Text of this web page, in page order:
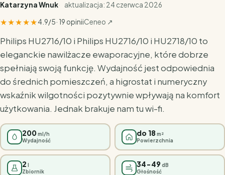
Katarzyna Wnuk aktualizacja: 24 czerwca 2026
★★★★★4.9/5· 19 opiniiCeneo ↗
Philips HU2716/10 i Philips HU2716/10 i HU2718/10 to
eleganckie nawilżacze ewaporacyjne, które dobrze
spełniają swoją funkcję. Wydajność jest odpowiednia
do średnich pomieszczeń, a higrostat i numeryczny
wskaźnik wilgotności pozytywnie wpływają na komfort
użytkowania. Jednak brakuje nam tu wi-fi.
200ml/h
Wydajność
do 18m²
Powierzchnia
2 l
Zbiornik
34-49dB
Głośność